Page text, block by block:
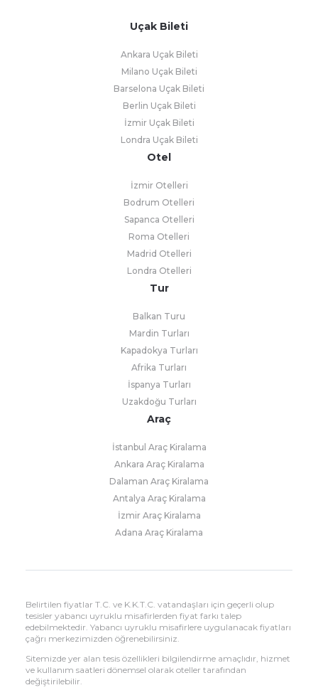
Uçak Bileti
Ankara Uçak Bileti
Milano Uçak Bileti
Barselona Uçak Bileti
Berlin Uçak Bileti
İzmir Uçak Bileti
Londra Uçak Bileti
Otel
İzmir Otelleri
Bodrum Otelleri
Sapanca Otelleri
Roma Otelleri
Madrid Otelleri
Londra Otelleri
Tur
Balkan Turu
Mardin Turları
Kapadokya Turları
Afrika Turları
İspanya Turları
Uzakdoğu Turları
Araç
İstanbul Araç Kiralama
Ankara Araç Kiralama
Dalaman Araç Kiralama
Antalya Araç Kiralama
İzmir Araç Kiralama
Adana Araç Kiralama
Belirtilen fiyatlar T.C. ve K.K.T.C. vatandaşları için geçerli olup
tesisler yabancı uyruklu misafirlerden fiyat farkı talep
edebilmektedir. Yabancı uyruklu misafirlere uygulanacak fiyatları
çağrı merkezimizden öğrenebilirsiniz.
Sitemizde yer alan tesis özellikleri bilgilendirme amaçlıdır, hizmet
ve kullanım saatleri dönemsel olarak oteller tarafından
değiştirilebilir.